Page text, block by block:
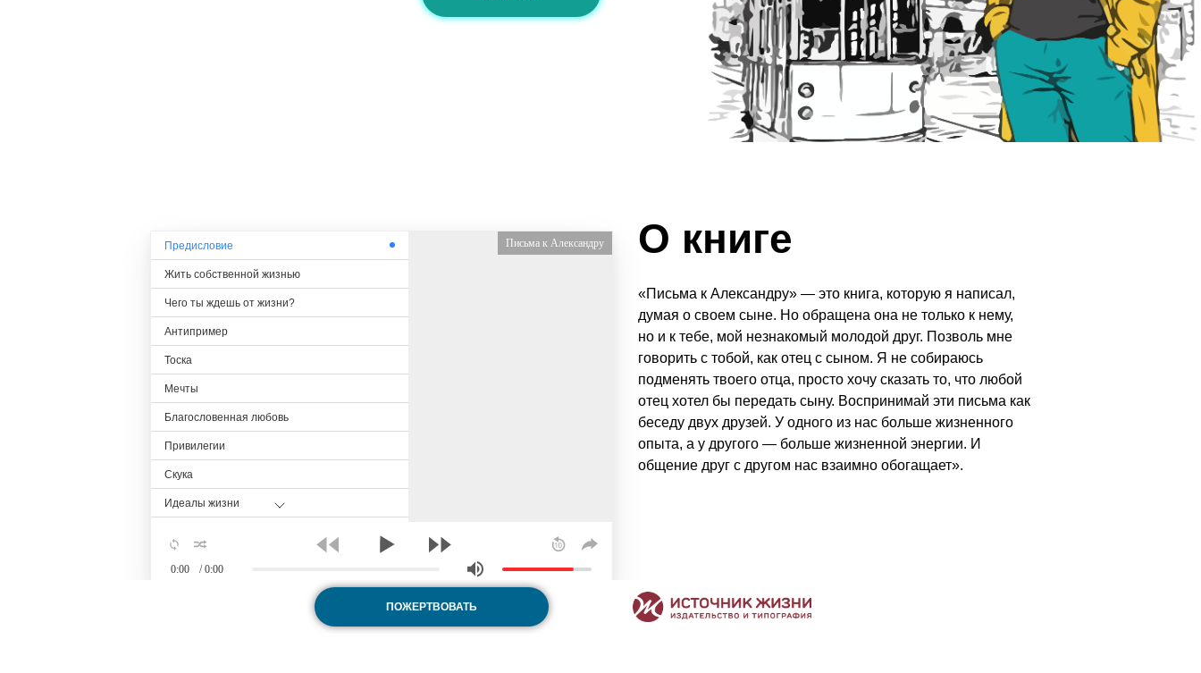
Письма к Александру
0:00 / 0:00
Предисловие
Жить собственной жизнью
Чего ты ждешь от жизни?
Антипример
Тоска
Мечты
Благословенная любовь
Привилегии
Скука
Идеалы жизни
О книге
«Письма к Александру» — это книга, которую я написал,
думая о своем сыне. Но обращена она не только к нему,
но и к тебе, мой незнакомый молодой друг. Позволь мне
говорить с тобой, как отец с сыном. Я не собираюсь
подменять твоего отца, просто хочу сказать то, что любой
отец хотел бы передать сыну. Воспринимай эти письма как
беседу двух друзей. У одного из нас больше жизненного
опыта, а у другого — больше жизненной энергии. И
общение друг с другом нас взаимно обогащает».
ПОЖЕРТВОВАТЬ